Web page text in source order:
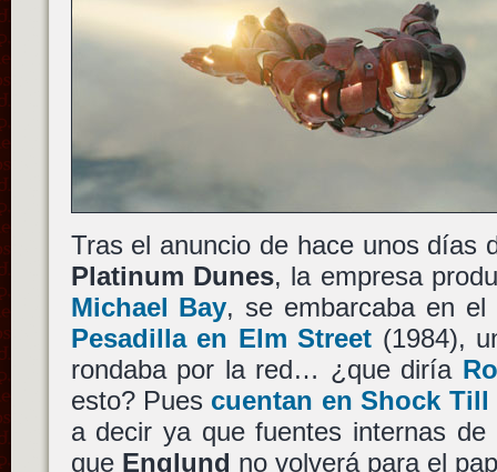
Tras el anuncio de hace unos días
Platinum Dunes, la empresa
Michael Bay, se embarcaba en
Pesadilla en Elm Street (1984),
rondaba por la red… ¿que diría
esto? Pues cuentan en Shock Till
a decir ya que fuentes internas de
que Englund no volverá para el